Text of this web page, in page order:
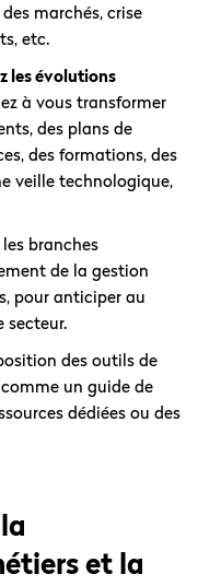
marchés, crise
etc.
les évolutions
à vous transformer
des plans de
des formations, des
veille technologique,
les branches
de la gestion
pour anticiper au
secteur.
des outils de
un guide de
dédiées ou des
et la